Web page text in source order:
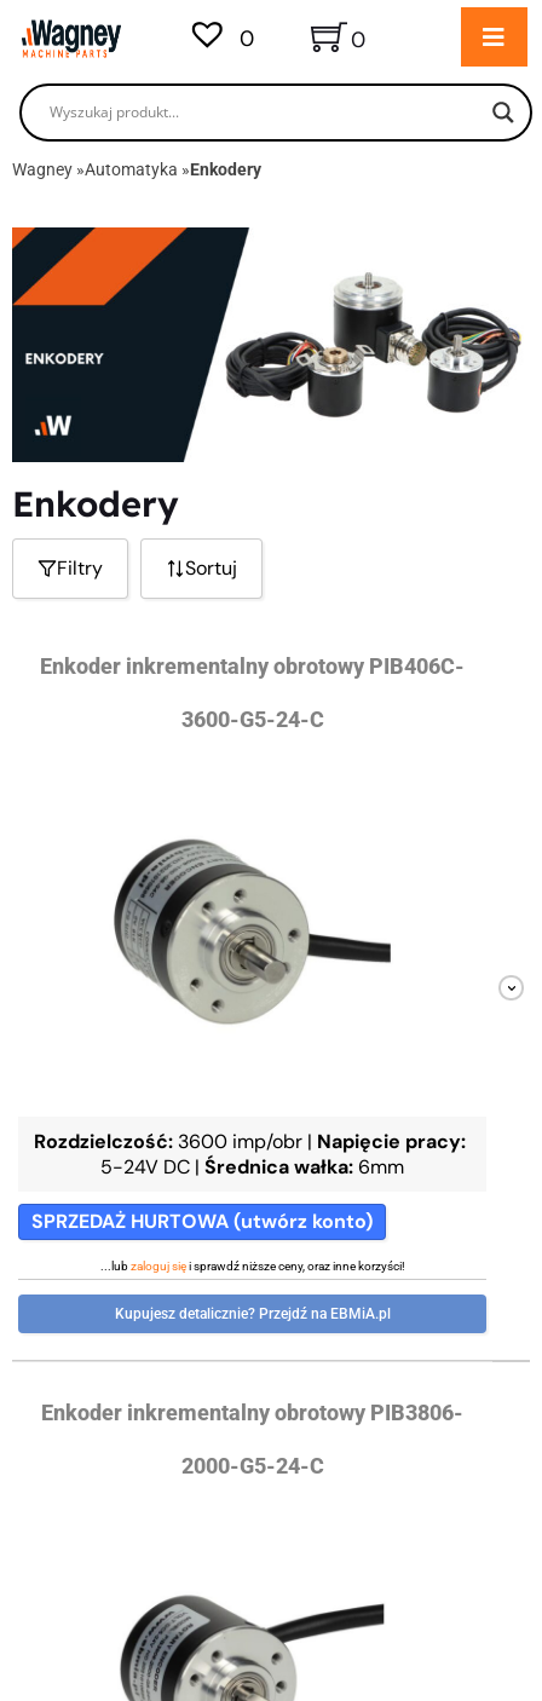
0 0
Wagney »Automatyka »Enkodery
Enkodery
Filtry Sortuj
Enkoder inkrementalny obrotowy PIB406C-
3600-G5-24-C
Rozdzielczość: 3600 imp/obr | Napięcie pracy:
5-24V DC | Średnica wałka:6mm
SPRZEDAŻ HURTOWA (utwórz konto)
...lubzaloguj sięi sprawdź niższe ceny, oraz inne korzyści!
Kupujesz detalicznie? Przejdź na EBMiA.pl
Enkoder inkrementalny obrotowy PIB3806-
2000-G5-24-C